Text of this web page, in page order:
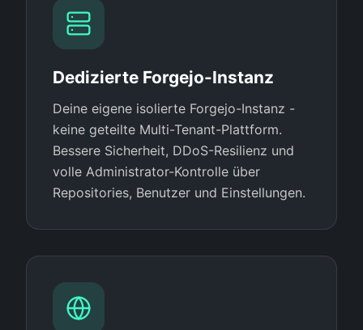
Dedizierte Forgejo-Instanz
Deine eigene isolierte Forgejo-Instanz -
keine geteilte Multi-Tenant-Plattform.
Bessere Sicherheit, DDoS-Resilienz und
volle Administrator-Kontrolle über
Repositories, Benutzer und Einstellungen.